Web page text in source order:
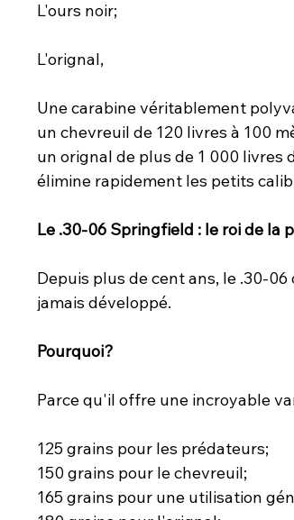
L'ours noir;
L'orignal,
Une carabine véritablement
un chevreuil de 120 livres à 100
un orignal de plus de 1 000 livres
élimine rapidement les petits
Le .30-06 Springfield : le roi de la
Depuis plus de cent ans, le .30-
jamais développé.
Pourquoi?
Parce qu'il offre une incroyable
125 grains pour les prédateurs;
150 grains pour le chevreuil;
165 grains pour une utilisation